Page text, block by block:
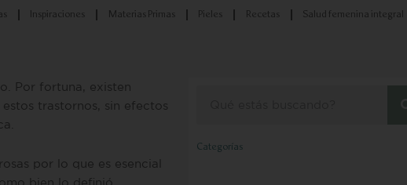
Inspiraciones Materias Primas Pieles Recetas Salud femenina integral
Por fortuna, existen
trastornos, sin efectos
por lo que es esencial
Categorías